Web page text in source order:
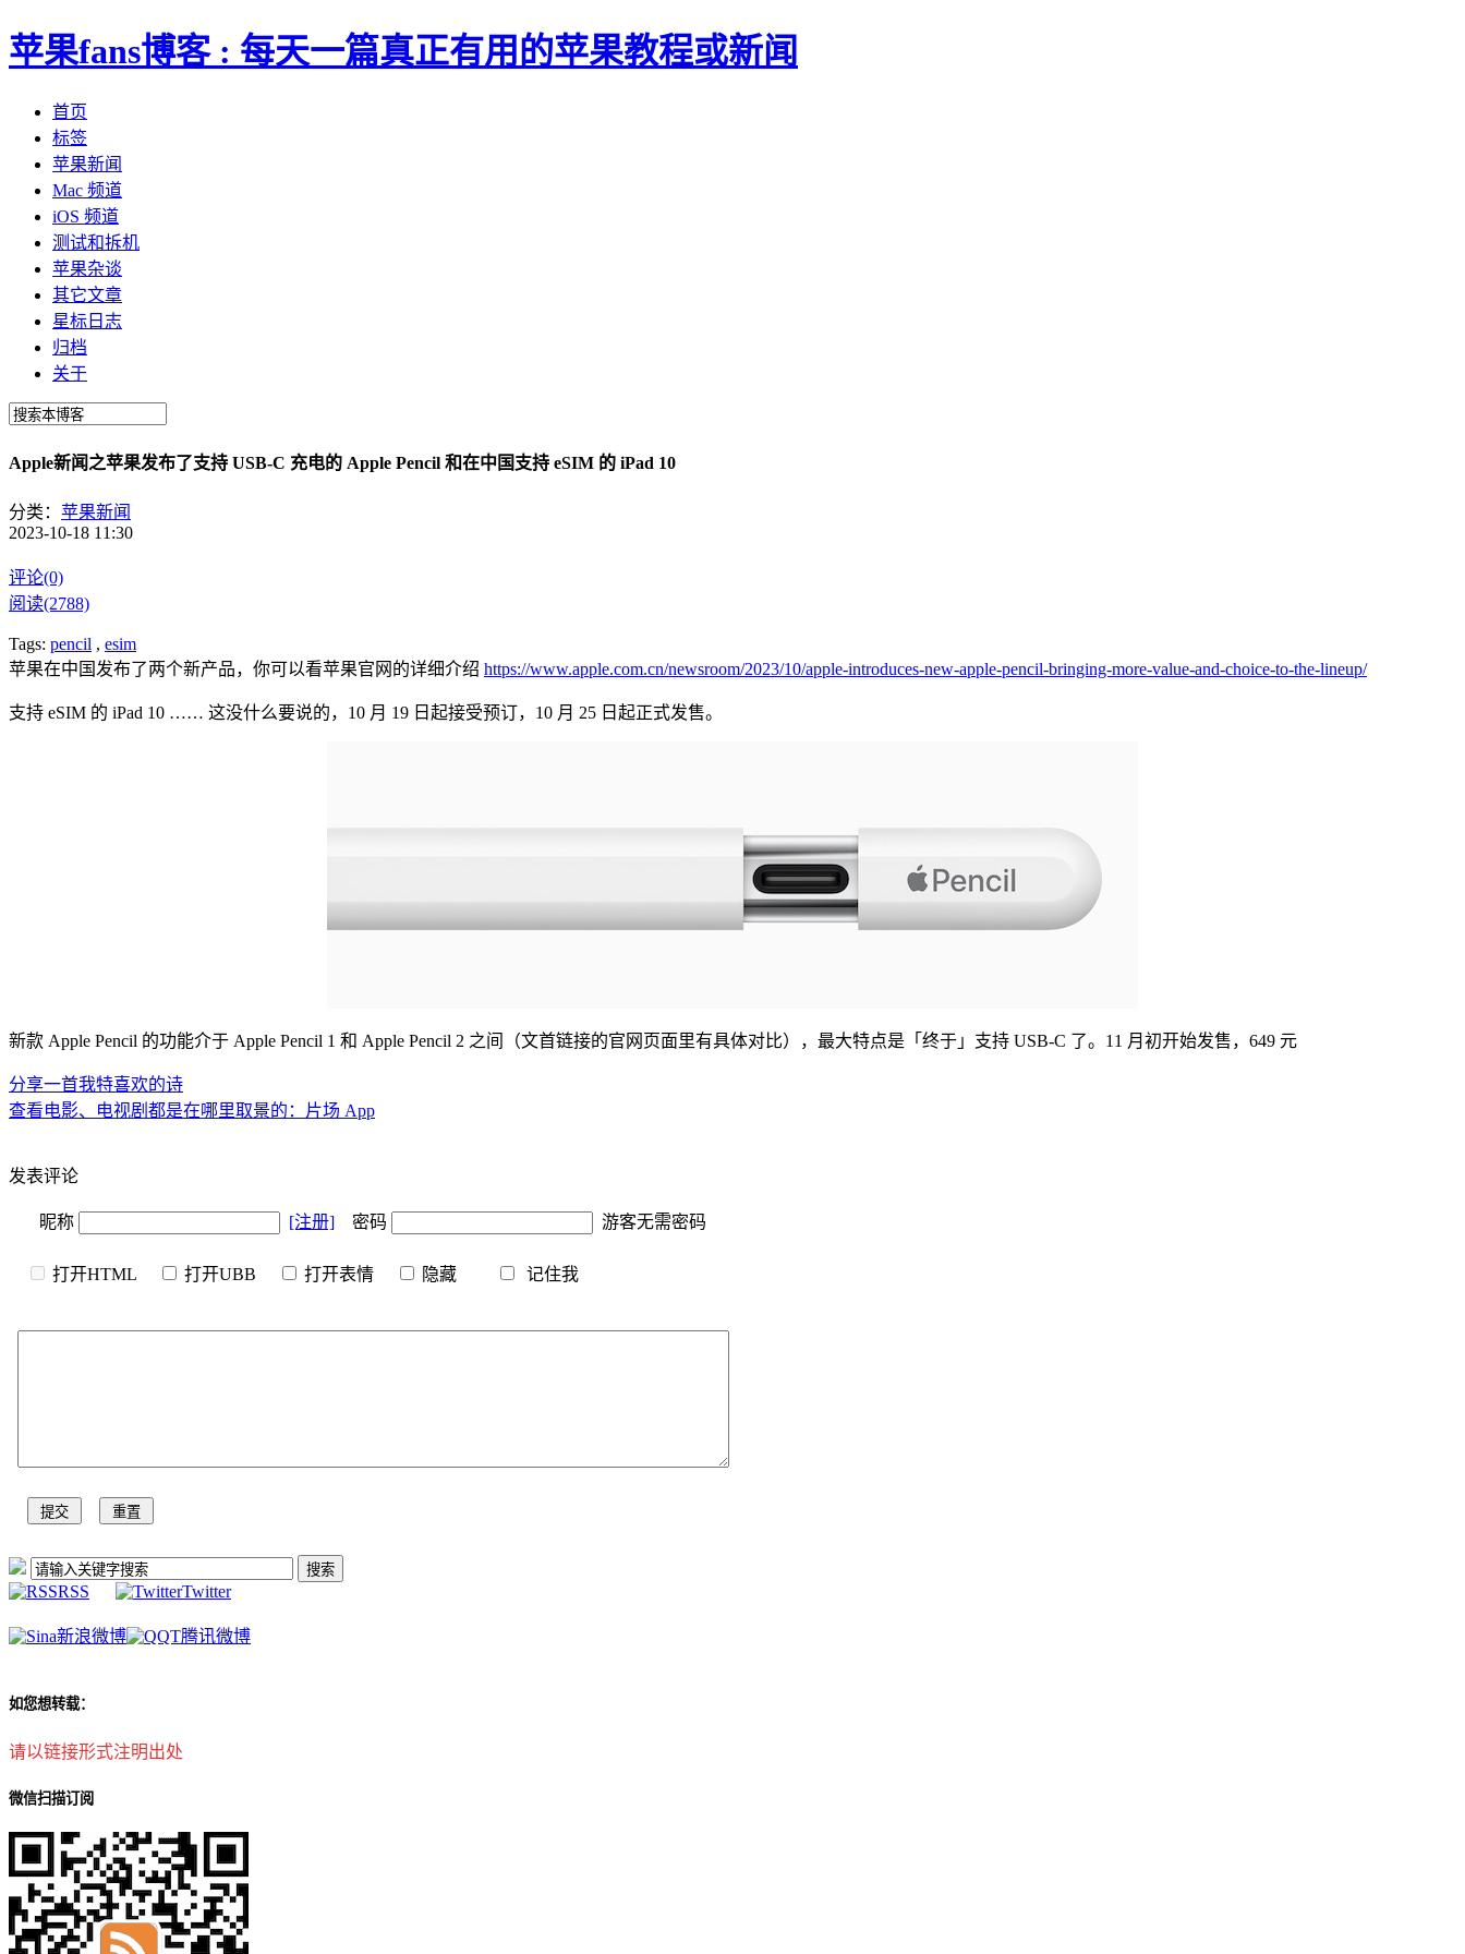
苹果fans博客 : 每天一篇真正有用的苹果教程或新闻
首页
标签
苹果新闻
Mac 频道
iOS 频道
测试和拆机
苹果杂谈
其它文章
星标日志
归档
关于
Apple新闻之苹果发布了支持 USB-C 充电的 Apple Pencil 和在中国支持 eSIM 的 iPad 10
分类： 苹果新闻
2023-10-18 11:30
评论(0)
阅读(2788)
Tags: pencil , esim
苹果在中国发布了两个新产品，你可以看苹果官网的详细介绍 https://www.apple.com.cn/newsroom/2023/10/apple-introduces-new-apple-pencil-bringing-more-value-and-choice-to-the-lineup/
支持 eSIM 的 iPad 10 …… 这没什么要说的，10 月 19 日起接受预订，10 月 25 日起正式发售。
新款 Apple Pencil 的功能介于 Apple Pencil 1 和 Apple Pencil 2 之间（文首链接的官网页面里有具体对比），最大特点是「终于」支持 USB-C 了。11 月初开始发售，649 元
分享一首我特喜欢的诗
查看电影、电视剧都是在哪里取景的：片场 App
发表评论
昵称 [注册] 密码 游客无需密码
打开HTML 打开UBB 打开表情 隐藏 记住我
RSS Twitter
新浪微博 腾讯微博
如您想转载：
请以链接形式注明出处
微信扫描订阅